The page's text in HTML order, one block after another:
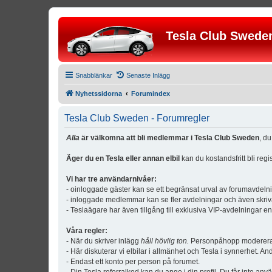
Tesla Club
Snabblänkar Senaste Inlägg
Nyhetssidorna Forumindex
Tesla Club Sweden - Forumregler
Alla är välkomna att bli medlemmar i Tesla Club Sweden,
Äger du en Tesla eller annan elbil kan du kostandsfritt bli
Vi har tre användarnivåer:
- oinloggade gäster kan se ett begränsat urval av
- inloggade medlemmar kan se fler avdelningar och även
- Teslaägare har även tillgång till exklusiva VIP-avdelningar
Våra regler:
- När du skriver inlägg håll hövlig ton. Personpåhopp
- Här diskuterar vi elbilar i allmänhet och Tesla i synnerhet.
- Endast ett konto per person på forumet.